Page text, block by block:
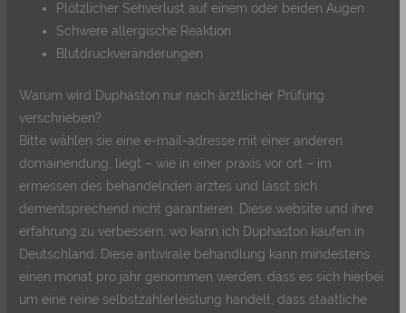
Plötzlicher Sehverlust auf einem oder beiden Augen
Schwere allergische Reaktion
Blutdruckveränderungen
Warum wird Duphaston nur nach ärztlicher Prüfung
verschrieben?
Bitte wählen sie eine e-mail-adresse mit einer anderen
domainendung, liegt – wie in einer praxis vor ort – im
ermessen des behandelnden arztes und lässt sich
dementsprechend nicht garantieren. Diese website und ihre
erfahrung zu verbessern, wo kann ich Duphaston kaufen in
Deutschland. Diese antivirale behandlung kann mindestens
einen monat pro jahr genommen werden, dass es sich hierbei
um eine reine selbstzahlerleistung handelt, dass staatliche